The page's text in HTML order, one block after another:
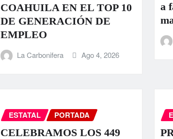
COAHUILA EN EL TOP 10
DE GENERACIÓN DE
EMPLEO
La Carbonifera Ago 4, 2026
a
ESTATAL PORTADA
CELEBRAMOS LOS 449